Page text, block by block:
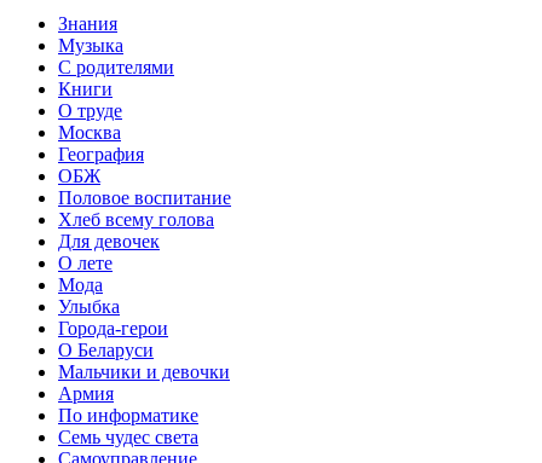
Знания
Музыка
С родителями
Книги
О труде
Москва
География
ОБЖ
Половое воспитание
Хлеб всему голова
Для девочек
О лете
Мода
Улыбка
Города-герои
О Беларуси
Мальчики и девочки
Армия
По информатике
Семь чудес света